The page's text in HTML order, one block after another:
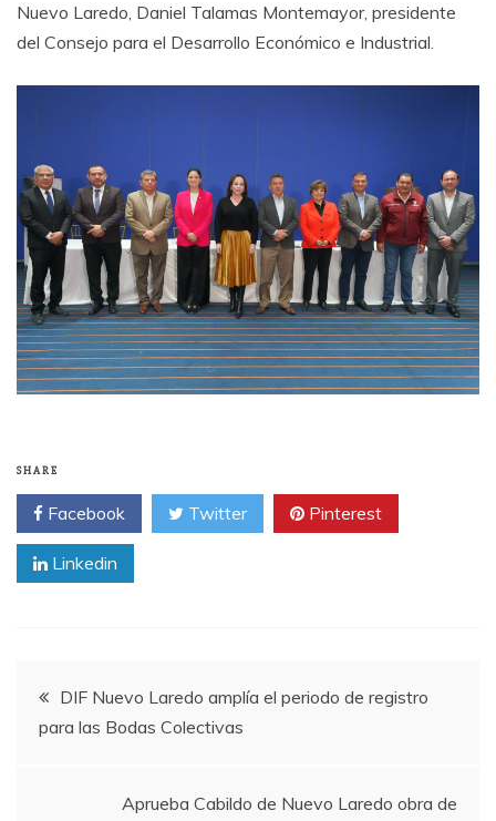
Nuevo Laredo, Daniel Talamas Montemayor, presidente
del Consejo para el Desarrollo Económico e Industrial.
SHARE
Facebook Twitter Pinterest
Linkedin
Post
navigation
DIF Nuevo Laredo amplía el periodo de registro
para las Bodas Colectivas
Aprueba Cabildo de Nuevo Laredo obra de